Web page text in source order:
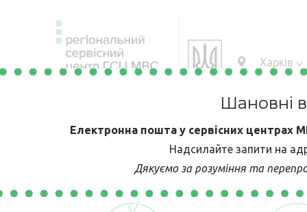
Харків
КАБІНЕТ
ВОДІЯ
Е-ЗАПИС
Шановні
Електронна пошта у сервісних центрах
Надсилайте запити на
Дякуємо за розуміння та